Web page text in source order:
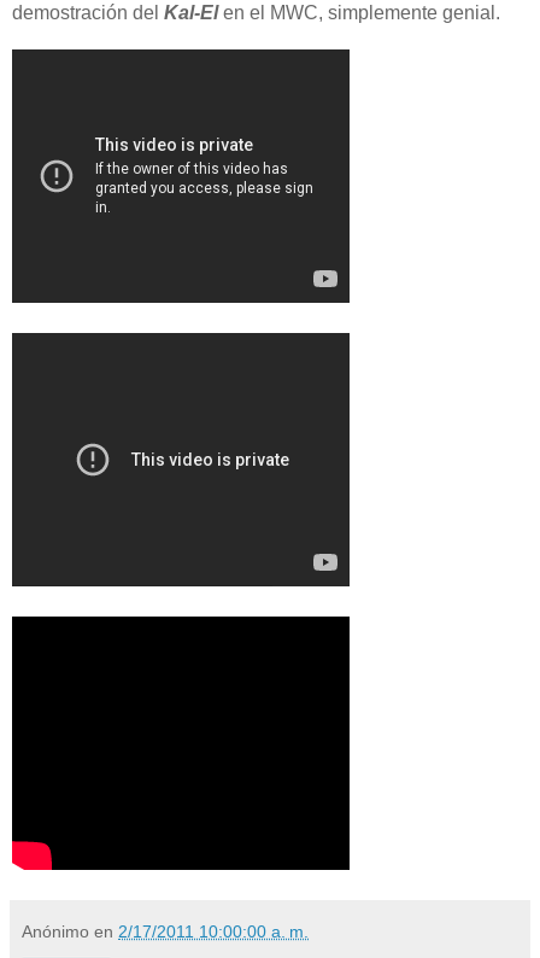
demostración del Kal-Elen el MWC, simplemente genial.
Anónimo en 2/17/2011 10:00:00 a. m.